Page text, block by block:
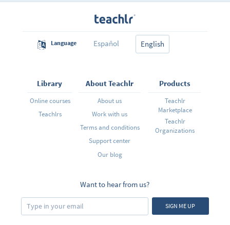
forma sencilla, así que no te preocupes si no tienes
ningún entendimiento del inglés, el curso está
diseñado para quienes quieren empezar desde cero a
sentir que no le entiendes a algo, con el tiempo irás
viendo que los temas se vuelven sencillos gracias a lo
visto en contenidos anteriores.
Language Español English
Library
Online courses
Teachlrs
About Teachlr
About us
Work with us
Terms and conditions
Support center
Our blog
Products
Teachlr
Marketplace
Teachlr
Organizations
Want to hear from us?
SIGN ME UP